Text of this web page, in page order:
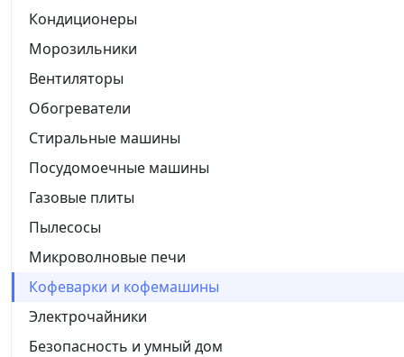
Кондиционеры
Морозильники
Вентиляторы
Обогреватели
Стиральные машины
Посудомоечные машины
Газовые плиты
Пылесосы
Микроволновые печи
Кофеварки и кофемашины
Электрочайники
Безопасность и умный дом